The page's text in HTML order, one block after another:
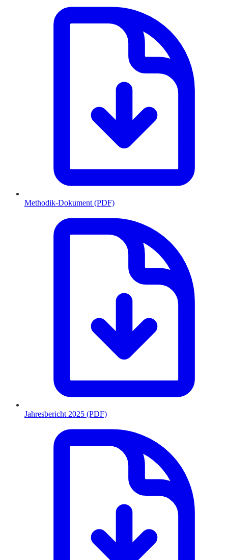
Methodik-Dokument (PDF)
Jahresbericht 2025 (PDF)